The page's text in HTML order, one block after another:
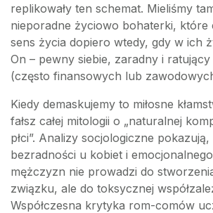
replikowały ten schemat. Mieliśmy
nieporadne życiowo bohaterki, które
sens życia dopiero wtedy, gdy w ich
On – pewny siebie, zaradny i
(często finansowych lub
Kiedy demaskujemy to miłosne
fałsz całej mitologii o „naturalnej
płci”. Analizy socjologiczne
bezradności u kobiet i
mężczyzn nie prowadzi do
związku, ale do toksycznej
Współczesna krytyka rom-comów